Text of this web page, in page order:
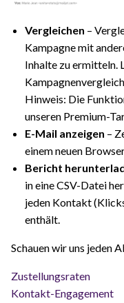
Vergleichen –
Kampagne mit
Inhalte zu ermitteln.
Hinweis: Die
unseren Premium-
E-Mail anzeigen –
einem neuen
Bericht
in eine CSV-Datei
jeden Kontakt
enthält.
Schauen wir uns jeden
Zustellungsraten
Kontakt-Engagement